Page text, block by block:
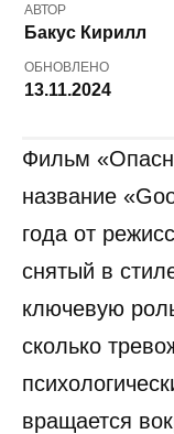
АВТОР
Бакус Кирилл
ОБНОВЛЕНО
13.11.2024
Фильм
название
года от
снятый в
ключевую
сколько
вращается